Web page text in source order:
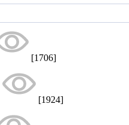
[1706]
[1924]